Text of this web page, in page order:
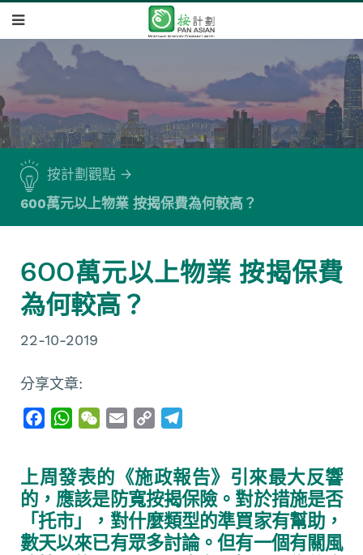
按計劃觀點
600萬元以上物業 按揭保費為何較高？
600萬元以上物業 按揭保費
為何較高？
22-10-2019
分享文章:
e
b
o
o
W
t
s
A
p
W
h
a
t
i
l
y
L
i
n
e
g
r
a
上周發表的《施政報告》引來最大反響
的，應該是防寬按揭保險。對於措施是否
「托市」，對什麼類型的準買家有幫助，
數天以來已有眾多討論。但有一個有關風